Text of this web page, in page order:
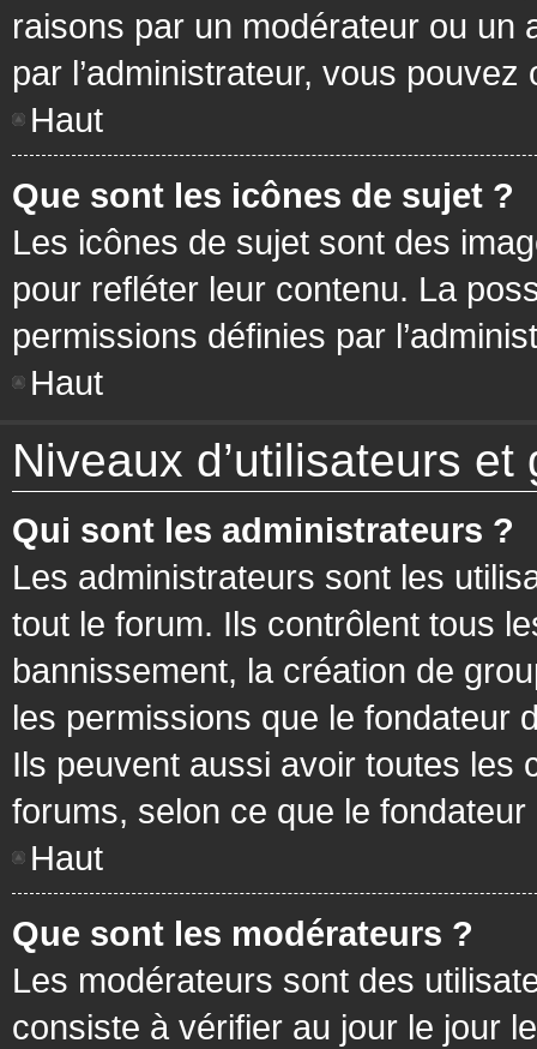
raisons par un modérateur ou un
par l’administrateur, vous
Haut
Que sont les icônes de sujet ?
Les icônes de sujet sont des
pour refléter leur contenu. La
permissions définies par
Haut
Niveaux d’utilisateurs et
Qui sont les administrateurs ?
Les administrateurs sont les
tout le forum. Ils contrôlent tous
bannissement, la création de
les permissions que le fondateur
Ils peuvent aussi avoir toutes les
forums, selon ce que le
Haut
Que sont les modérateurs ?
Les modérateurs sont des
consiste à vérifier au jour le jour